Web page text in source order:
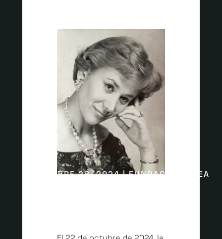
OCTUBRE 28, 2024 | FUNDACIÓ ROMEA